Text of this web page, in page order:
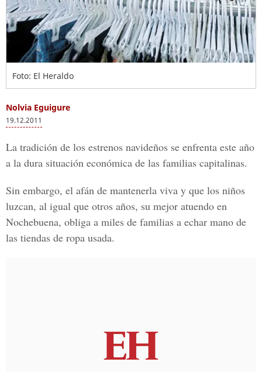
Foto: El Heraldo
Nolvia Eguigure
19.12.2011
La tradición de los estrenos navideños se enfrenta este año
a la dura situación económica de las familias capitalinas.
Sin embargo, el afán de mantenerla viva y que los niños
luzcan, al igual que otros años, su mejor atuendo en
Nochebuena, obliga a miles de familias a echar mano de
las tiendas de ropa usada.